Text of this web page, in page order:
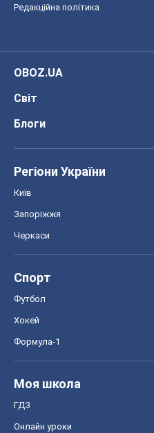
Редакційна політика
OBOZ.UA
Світ
Блоги
Регіони України
Київ
Запоріжжя
Черкаси
Спорт
Футбол
Хокей
Формула-1
Моя школа
ГДЗ
Онлайн уроки